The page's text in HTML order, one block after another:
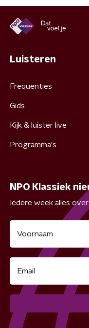
Luisteren
Frequenties
Gids
Kijk & luister live
Programma's
NPO Klassiek
Iedere week alles